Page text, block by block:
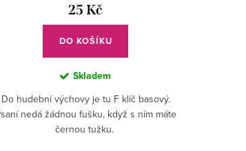
25 Kč
DO KOŠÍKU
Skladem
Do hudební výchovy je tu F klíč basový.
nedá žádnou fušku, když s ním máte
černou tužku.